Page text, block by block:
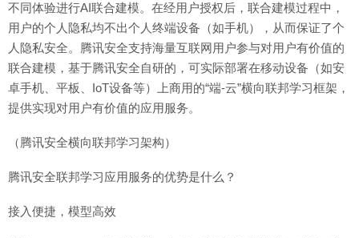
不同体验进行AI联合建模。在经用户授权后，联合建模过程中，
用户的个人隐私均不出个人终端设备（如手机），从而保证了个
人隐私安全。腾讯安全支持海量互联网用户参与对用户有价值的
联合建模，基于腾讯安全自研的，可实际部署在移动设备（如安
卓手机、平板、IoT设备等）上商用的“端-云”横向联邦学习框架，
提供实现对用户有价值的应用服务。
（腾讯安全横向联邦学习架构）
腾讯安全联邦学习应用服务的优势是什么？
接入便捷，模型高效